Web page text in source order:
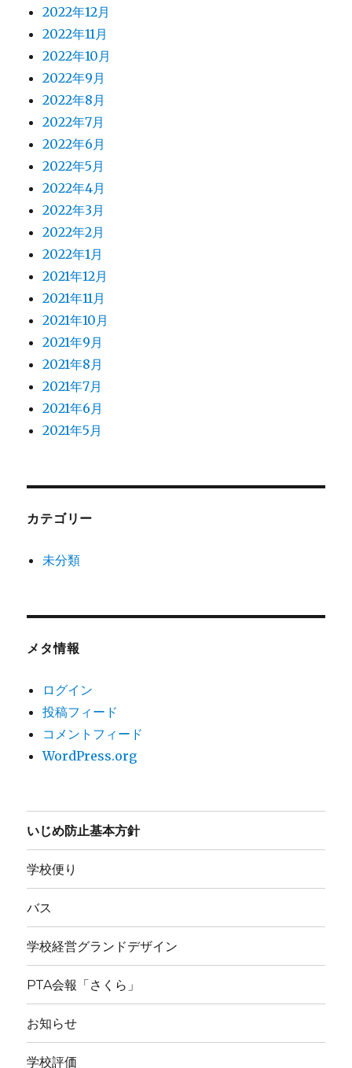
2022年12月
2022年11月
2022年10月
2022年9月
2022年8月
2022年7月
2022年6月
2022年5月
2022年4月
2022年3月
2022年2月
2022年1月
2021年12月
2021年11月
2021年10月
2021年9月
2021年8月
2021年7月
2021年6月
2021年5月
カテゴリー
未分類
メタ情報
ログイン
投稿フィード
コメントフィード
WordPress.org
いじめ防止基本方針
学校便り
バス
学校経営グランドデザイン
PTA会報「さくら」
お知らせ
学校評価